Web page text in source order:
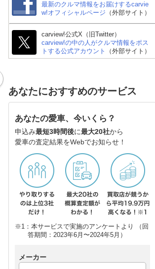
日産 エルグランド
最新のクルマ情報をお届けするcarvie
w!オフィシャルページ （外部サイト）
carview!公式X（旧Twitter）
carview!の中の人がクルマ情報をポス
トする公式アカウント
（外部サイト）
あなたにおすすめのサービス
あなたの愛車、今いくら？
申込み最短3時間後に最大20社から
愛車の査定結果をWebでお知らせ！
※1：本サービスで実施のアンケートより （回
答期間：2023年6月〜2024年5月）
メーカー